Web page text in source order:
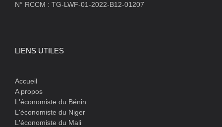
N° RCCM : TG-LWF-01-2022-B12-01207
LIENS UTILES
Accueil
A propos
L'économiste du Bénin
L'économiste du Niger
L'économiste du Mali